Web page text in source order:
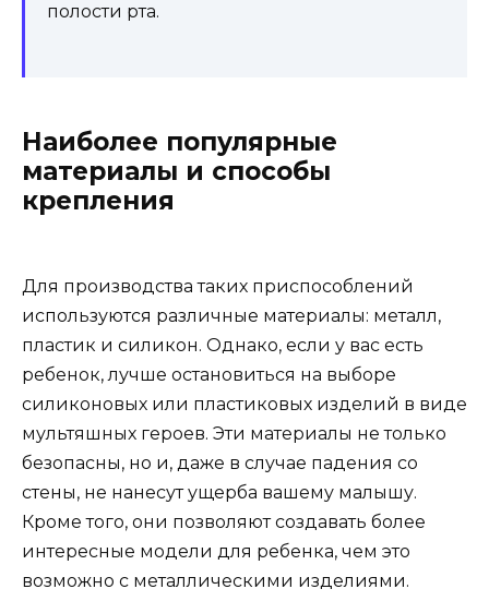
полости рта.
Наиболее популярные
материалы и способы
крепления
Для производства таких приспособлений
используются различные материалы: металл,
пластик и силикон. Однако, если у вас есть
ребенок, лучше остановиться на выборе
силиконовых или пластиковых изделий в виде
мультяшных героев. Эти материалы не только
безопасны, но и, даже в случае падения со
стены, не нанесут ущерба вашему малышу.
Кроме того, они позволяют создавать более
интересные модели для ребенка, чем это
возможно с металлическими изделиями.